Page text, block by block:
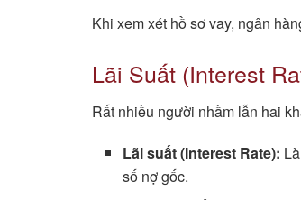
Khi xem xét hồ sơ vay, ngân
Lãi Suất (Interest
Rất nhiều người nhầm lẫn hai
Lãi suất (Interest Rate):
số nợ gốc.